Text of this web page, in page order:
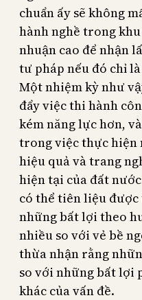
chuẩn ấy sẽ không
hành nghề trong
nhuận cao để nhận
tư pháp nếu đó chỉ
Một nhiệm kỳ như
đẩy việc thi hành
kém năng lực hơn,
trong việc thực hiện
hiệu quả và trang
hiện tại của đất
có thể tiên liệu
những bất lợi theo
nhiều so với vẻ bề
thừa nhận rằng
so với những bất lợi
khác của vấn đề.